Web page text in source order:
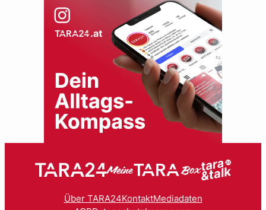
Über TARA24KontaktMediadaten